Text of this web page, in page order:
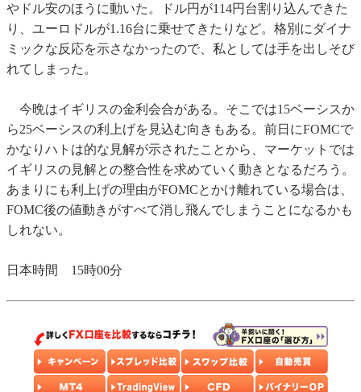
やドル安のほうに動いた。ドル円が114円台割り込んできた
り、ユーロドルが1.16台に乗せてきたりなど。格別にダイナ
ミックな反応を示さなかったので、私としては手を出しそび
れてしまった。
今晩はイギリスの金利会合がある。そこでは15ベーシスか
ら25ベーシスの利上げを見込む向きもある。前日にFOMCで
かなりハトは的な見解が示されたことから、マーケットでは
イギリスの見解との整合性を求めていく動きとなるだろう。
あまりにも利上げの理由がFOMCとかけ離れている場合は、
FOMC後の値動きがすべて消し飛んでしまうことになるかも
しれない。
日本時間 15時00分